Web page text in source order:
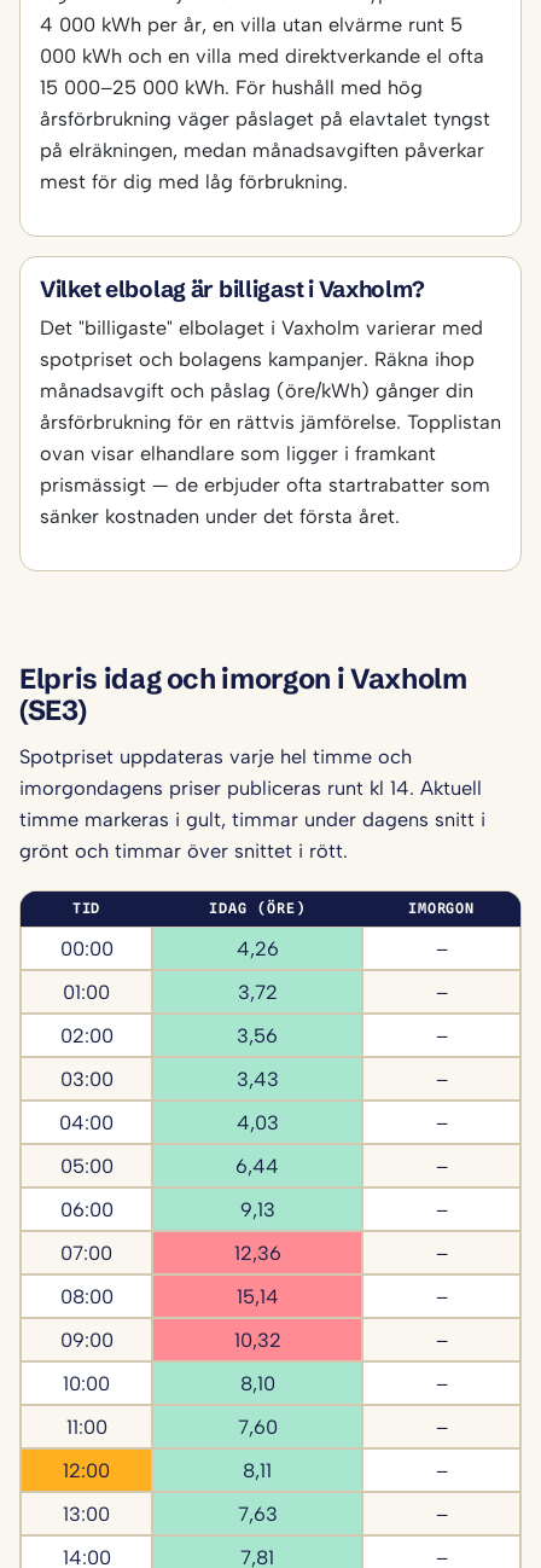
4 000 kWh per år, en villa utan elvärme runt 5
000 kWh och en villa med direktverkande el ofta
15 000–25 000 kWh. För hushåll med hög
årsförbrukning väger påslaget på elavtalet tyngst
på elräkningen, medan månadsavgiften påverkar
mest för dig med låg förbrukning.
Vilket elbolag är billigast i Vaxholm?
Det "billigaste" elbolaget i Vaxholm varierar med
spotpriset och bolagens kampanjer. Räkna ihop
månadsavgift och påslag (öre/kWh) gånger din
årsförbrukning för en rättvis jämförelse. Topplistan
ovan visar elhandlare som ligger i framkant
prismässigt — de erbjuder ofta startrabatter som
sänker kostnaden under det första året.
Elpris idag och imorgon i Vaxholm
(SE3)
Spotpriset uppdateras varje hel timme och
imorgondagens priser publiceras runt kl 14. Aktuell
timme markeras i gult, timmar under dagens snitt i
grönt och timmar över snittet i rött.
TID IDAG (ÖRE) IMORGON
00:00 4,26
–
01:00
3,72
–
02:00
3,56
–
03:00
3,43
–
04:00
4,03
–
05:00
6,44
–
06:00
9,13
–
07:00
12,36
–
08:00
15,14
–
09:00
10,32
–
10:00
8,10
–
11:00
7,60
–
12:00
8,11
–
13:00
7,63
–
14:00
7,81
–